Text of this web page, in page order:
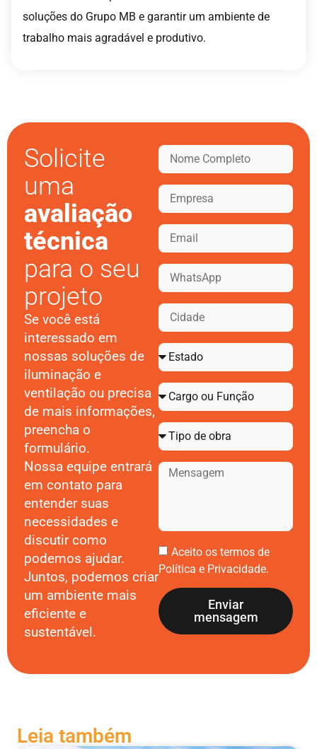
soluções do Grupo MB e garantir um ambiente de
trabalho mais agradável e produtivo.
Solicite
uma
avaliação
técnica
para o seu
projeto
Se você está
interessado em
nossas soluções de
iluminação e
ventilação ou precisa
de mais informações,
preencha o
formulário.
Nossa equipe entrará
em contato para
entender suas
necessidades e
discutir como
podemos ajudar.
Juntos, podemos criar
um ambiente mais
eficiente e
sustentável.
Aceito os termos de
Política e Privacidade.
Enviar
mensagem
Leia também